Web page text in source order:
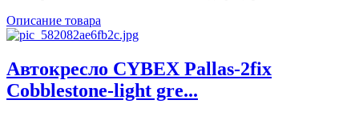
Описание товара
Автокресло CYBEX Pallas-2fix
Cobblestone-light gre...